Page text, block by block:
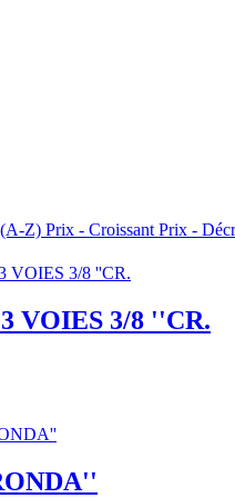
Z) Prix - Croissant Prix -
VOIES 3/8 ''CR.